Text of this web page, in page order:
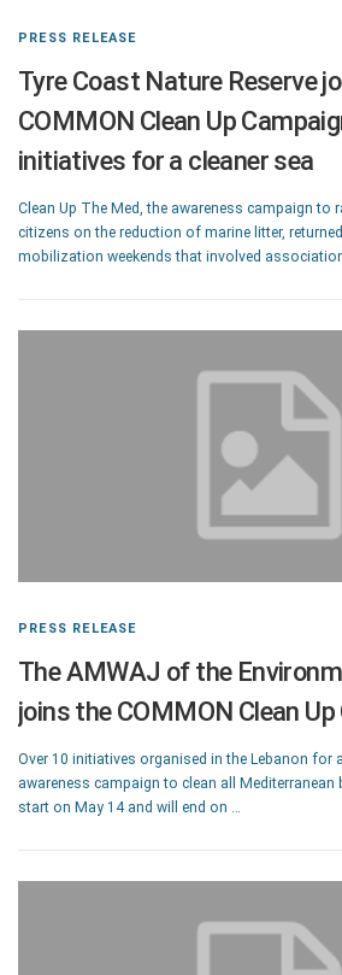
PRESS RELEASE
Tyre Coast Nature Reserve
COMMON Clean Up
initiatives for a cleaner sea
Clean Up The Med, the awareness campaign to
citizens on the reduction of marine litter,
mobilization weekends that involved
PRESS RELEASE
The AMWAJ of the
joins the COMMON Clean
Over 10 initiatives organised in the Lebanon for
awareness campaign to clean all Mediterranean
start on May 14 and will end on …